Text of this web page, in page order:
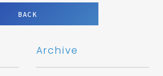
BACK
Archive